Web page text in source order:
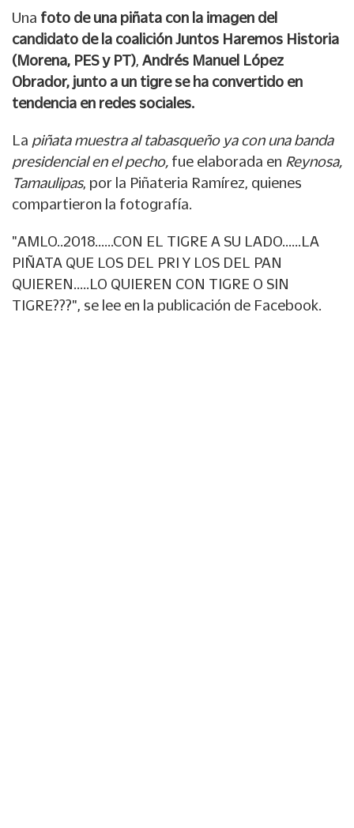
Una foto de una piñata con la imagen del
candidato de la coalición Juntos Haremos Historia
(Morena, PES y PT), Andrés Manuel López
Obrador, junto a un tigre se ha convertido en
tendencia en redes sociales.
La piñata muestra al tabasqueño ya con una banda
presidencial en el pecho, fue elaborada en Reynosa,
Tamaulipas, por la Piñateria Ramírez, quienes
compartieron la fotografía.
"AMLO..2018......CON EL TIGRE A SU LADO......LA
PIÑATA QUE LOS DEL PRI Y LOS DEL PAN
QUIEREN.....LO QUIEREN CON TIGRE O SIN
TIGRE???", se lee en la publicación de Facebook.